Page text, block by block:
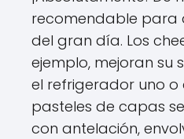
recomendable para
del gran día. Los
ejemplo, mejoran su
el refrigerador uno o
pasteles de capas
con antelación,